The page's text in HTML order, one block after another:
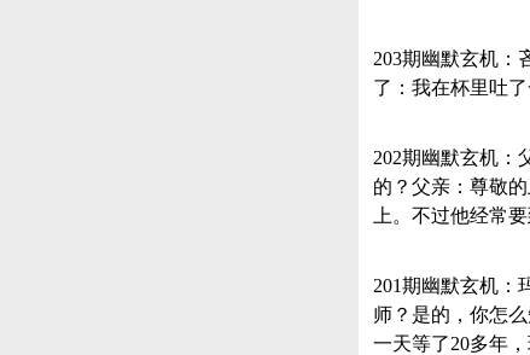
203期幽默玄机：
了：我在杯里吐
202期幽默玄机：
的？父亲：尊敬
上。不过他经常
201期幽默玄机：
师？是的，你怎
一天等了20多年